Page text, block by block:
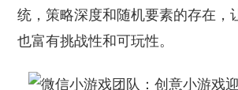
统，策略深度和随机要素的存在，
也富有挑战性和可玩性。